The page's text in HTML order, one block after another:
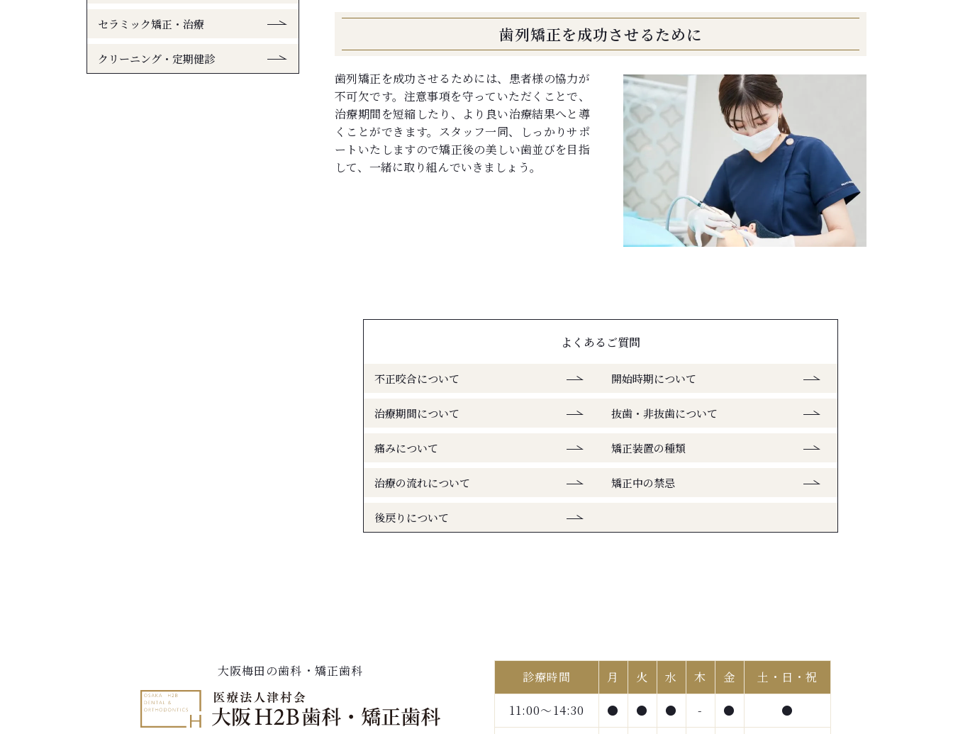
歯列矯正を成功させるために
歯列矯正を成功させるためには、患者様の協力が
不可欠です。注意事項を守っていただくことで、
治療期間を短縮したり、より良い治療結果へと導
くことができます。スタッフ一同、しっかりサポ
ートいたしますので矯正後の美しい歯並びを目指
して、一緒に取り組んでいきましょう。
よくあるご質問
不正咬合について 開始時期について
治療期間について 抜歯・非抜歯について
痛みについて 矯正装置の種類
治療の流れについて 矯正中の禁忌
後戻りについて
セラミック矯正・治療
クリーニング・定期健診
大阪梅田の歯科・矯正歯科 診療時間 月 火 水 木 金 土・日・祝
11:00～14:30 ● ● ● - ● ●